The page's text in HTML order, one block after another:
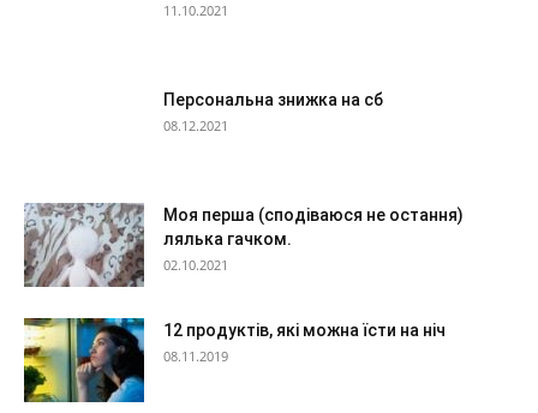
11.10.2021
Персональна знижка на сб
08.12.2021
Моя перша (сподіваюся не остання)
лялька гачком.
02.10.2021
12 продуктів, які можна їсти на ніч
08.11.2019